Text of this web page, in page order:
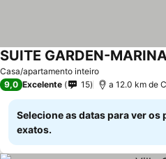
Casa/apartamento inteiro
SUITE GARDEN-
9,0 Excelente 15 a 12.0 km de
Selecione as datas para ver os
exatos.